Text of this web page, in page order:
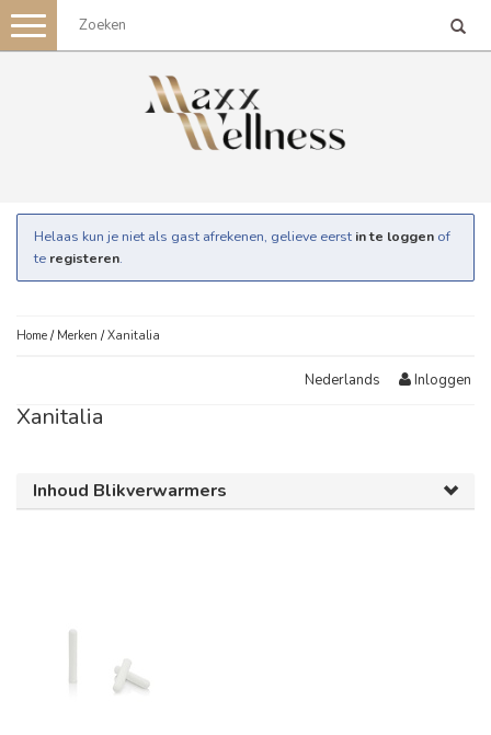
Toggle
navigation
Helaas kun je niet als gast afrekenen, gelieve eerst in te loggen of
te registeren.
Home / Merken /Xanitalia
Nederlands Inloggen
Xanitalia
Inhoud Blikverwarmers